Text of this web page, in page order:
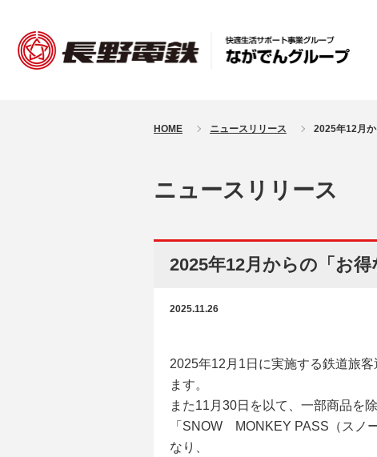
HOME ニュースリリース 2025年12月
ニュースリリース
2025年12月からの「お
2025.11.26
2025年12月1日に実施する鉄道旅
ます。
また11月30日を以て、一部商品を
「SNOW MONKEY PASS（スノ
なり、